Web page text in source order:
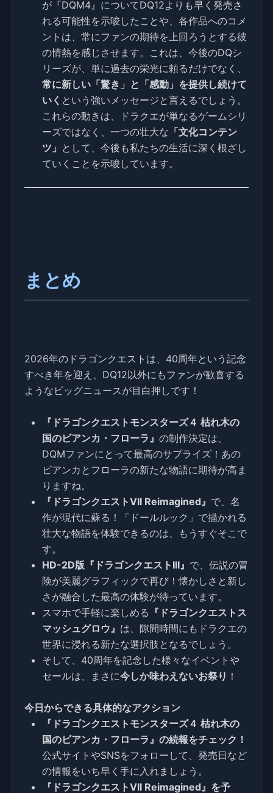
が『DQM4』についてDQ12よりも早く発売さ
れる可能性を示唆したことや、各作品へのコメ
ントは、常にファンの期待を上回ろうとする彼
の情熱を感じさせます。これは、今後のDQシ
リーズが、単に過去の栄光に頼るだけでなく、
常に新しい「驚き」と「感動」を提供し続けて
いく という強いメッセージと言えるでしょう。
これらの動きは、ドラクエが単なるゲームシリ
ーズではなく、一つの壮大な 「文化コンテン
ツ」 として、今後も私たちの生活に深く根ざし
ていくことを示唆しています。
まとめ
2026年のドラゴンクエストは、40周年という記念
すべき年を迎え、DQ12以外にもファンが歓喜する
ようなビッグニュースが目白押しです！
『ドラゴンクエストモンスターズ４ 枯れ木の
国のビアンカ・フローラ』 の制作決定は、
DQMファンにとって最高のサプライズ！あの
ビアンカとフローラの新たな物語に期待が高ま
りますね。
『ドラゴンクエストVII Reimagined』 で、名
作が現代に蘇る！「ドールルック」で描かれる
壮大な物語を体験できるのは、もうすぐそこで
す。
HD-2D版『ドラゴンクエストIII』 で、伝説の冒
険が美麗グラフィックで再び！懐かしさと新し
さが融合した最高の体験が待っています。
スマホで手軽に楽しめる 『ドラゴンクエストス
マッシュグロウ』 は、隙間時間にもドラクエの
世界に浸れる新たな選択肢となるでしょう。
そして、40周年を記念した様々なイベントや
セールは、まさに今しか味わえないお祭り ！
今日からできる具体的なアクション
『ドラゴンクエストモンスターズ４ 枯れ木の
国のビアンカ・フローラ』の続報をチェック！
公式サイトやSNSをフォローして、発売日など
の情報をいち早く手に入れましょう。
『ドラゴンクエストVII Reimagined』を予